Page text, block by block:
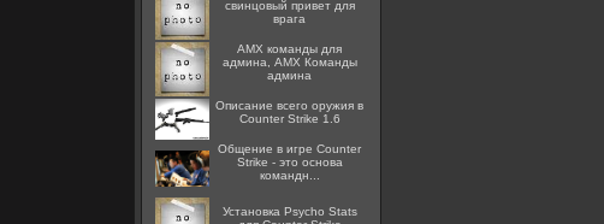
свинцовый привет для
врага
AMX команды для
админа, AMX Команды
админа
Описание всего оружия в
Counter Strike 1.6
Общение в игре Counter
Strike - это основа
командн...
Установка Psycho Stats